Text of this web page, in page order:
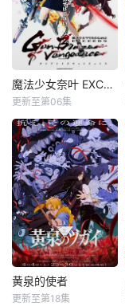
魔法少女奈叶 EXCEEDS Gun Blaze Vengeance
更新至第06集
黄泉的使者
更新至第18集